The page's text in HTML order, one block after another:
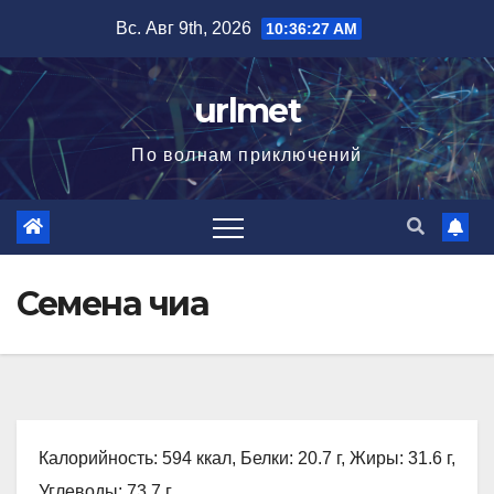
содержимому
Вс. Авг 9th, 2026 10:36:29 AM
urlmet
По волнам приключений
Семена чиа
Калорийность: 594 ккал, Белки: 20.7 г, Жиры: 31.6 г,